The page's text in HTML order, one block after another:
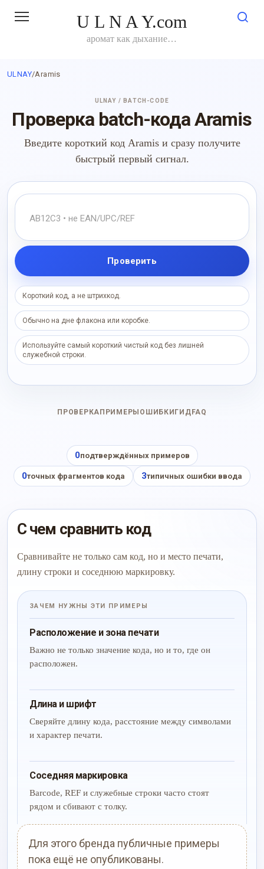
U L N A Y.com
аромат как дыхание…
ULNAY/Aramis
ULNAY / BATCH-CODE
Проверка batch-кода Aramis
Введите короткий код Aramis и сразу получите
быстрый первый сигнал.
Проверить
Короткий код, а не штрихкод.
Обычно на дне флакона или коробке.
Используйте самый короткий чистый код без лишней
служебной строки.
ПРОВЕРКА ПРИМЕРЫ ОШИБКИ ГИД FAQ
0подтверждённых примеров
0точных фрагментов кода 3типичных ошибки ввода
С чем сравнить код
Сравнивайте не только сам код, но и место печати,
длину строки и соседнюю маркировку.
ЗАЧЕМ НУЖНЫ ЭТИ ПРИМЕРЫ
Расположение и зона печати
Важно не только значение кода, но и то, где он
расположен.
Длина и шрифт
Сверяйте длину кода, расстояние между символами
и характер печати.
Соседняя маркировка
Barcode, REF и служебные строки часто стоят
рядом и сбивают с толку.
Для этого бренда публичные примеры
пока ещё не опубликованы.